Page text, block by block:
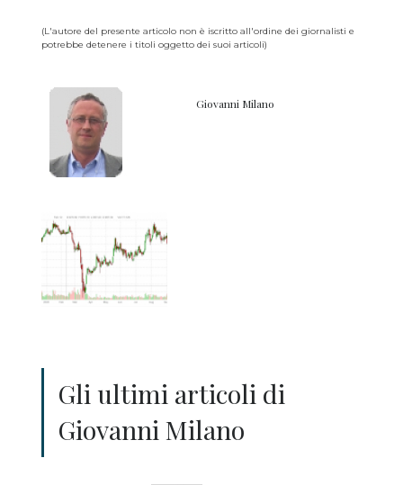
(L'autore del presente articolo non è iscritto all'ordine dei giornalisti e
potrebbe detenere i titoli oggetto dei suoi articoli)
Giovanni Milano
Gli ultimi articoli di
Giovanni Milano